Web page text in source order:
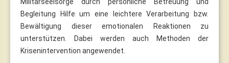
Begleitung Hilfe um eine leichtere Verarbeitung bzw.
Bewältigung dieser emotionalen Reaktionen zu
unterstützen. Dabei werden auch Methoden der
Krisenintervention angewendet.